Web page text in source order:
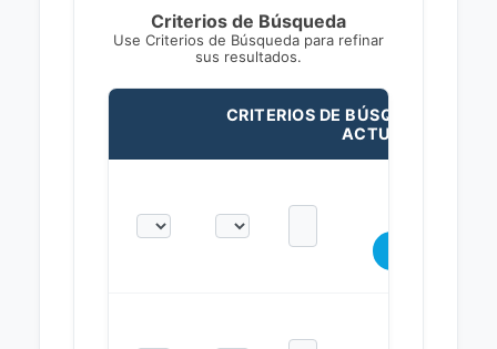
Criterios de Búsqueda
Use Criterios de Búsqueda para refinar
sus resultados.
CRITERIOS DE BÚSQUEDA
ACTUALES: